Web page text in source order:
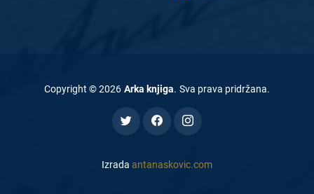
Copyright ©2026 Arka knjiga. Sva prava pridržana.
Izrada antanaskovic.com